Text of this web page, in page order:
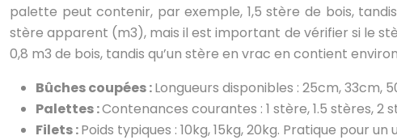
palette peut contenir, par exemple, 1,5 stère de bois,
stère apparent (m3), mais il est important de vérifier si le
0,8 m3 de bois, tandis qu’un stère en vrac en contient
Bûches coupées :Longueurs disponibles : 25cm, 33cm,
Palettes :Contenances courantes : 1 stère, 1.5 stères,
Filets :Poids typiques : 10kg, 15kg, 20kg. Pratique pour